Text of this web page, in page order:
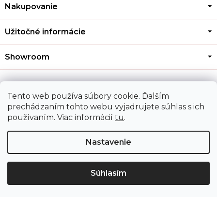
Tento web používa súbory cookie. Ďalším
prechádzaním tohto webu vyjadrujete súhlas s ich
používaním. Viac informácií tu.
Nastavenie
Súhlasím
p
t
Nakupovanie
Užitočné informácie
Showroom
Kontakt
Upraviť nastavenie cookies